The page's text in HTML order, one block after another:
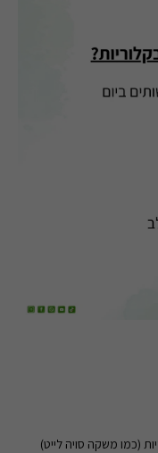
(כמו משקה סויה לייט)